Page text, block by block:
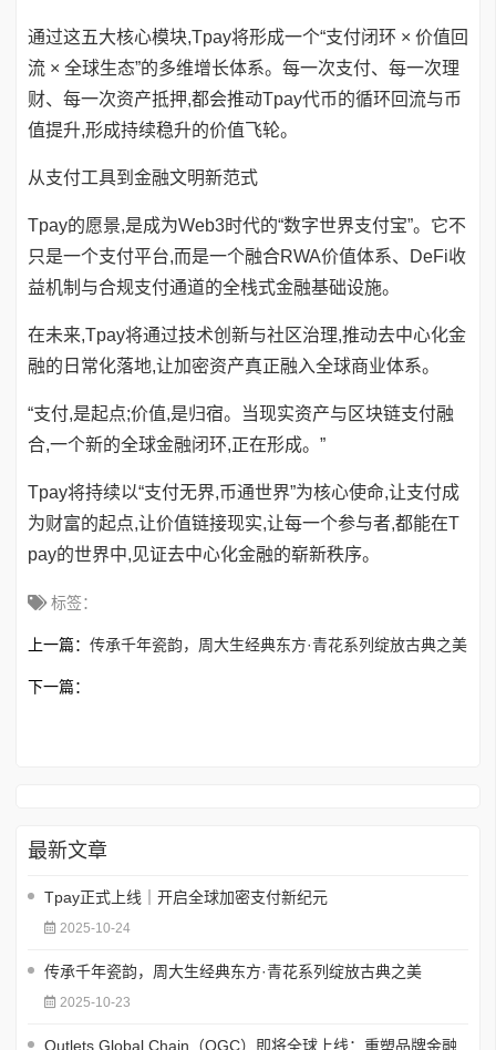
通过这五大核心模块,Tpay将形成一个“支付闭环 × 价值回
流 × 全球生态”的多维增长体系。每一次支付、每一次理
财、每一次资产抵押,都会推动Tpay代币的循环回流与币
值提升,形成持续稳升的价值飞轮。
从支付工具到金融文明新范式
Tpay的愿景,是成为Web3时代的“数字世界支付宝”。它不
只是一个支付平台,而是一个融合RWA价值体系、DeFi收
益机制与合规支付通道的全栈式金融基础设施。
在未来,Tpay将通过技术创新与社区治理,推动去中心化金
融的日常化落地,让加密资产真正融入全球商业体系。
“支付,是起点;价值,是归宿。当现实资产与区块链支付融
合,一个新的全球金融闭环,正在形成。”
Tpay将持续以“支付无界,币通世界”为核心使命,让支付成
为财富的起点,让价值链接现实,让每一个参与者,都能在T
pay的世界中,见证去中心化金融的崭新秩序。
标签：
上一篇： 传承千年瓷韵，周大生经典东方·青花系列绽放古典之美
下一篇：
最新文章
Tpay正式上线｜开启全球加密支付新纪元
2025-10-24
传承千年瓷韵，周大生经典东方·青花系列绽放古典之美
2025-10-23
Outlets Global Chain（OGC）即将全球上线：重塑品牌金融